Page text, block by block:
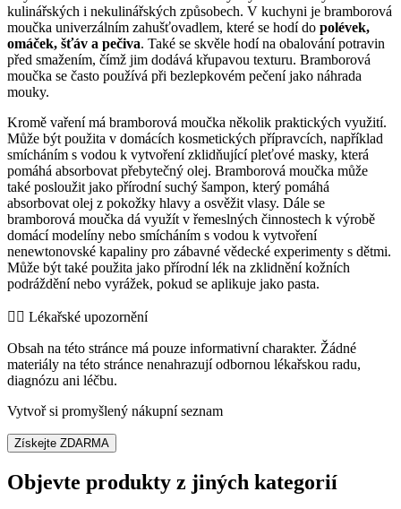
kulinářských i nekulinářských způsobech. V kuchyni je bramborová
moučka univerzálním zahušťovadlem, které se hodí do polévek,
omáček, šťáv a pečiva. Také se skvěle hodí na obalování potravin
před smažením, čímž jim dodává křupavou texturu. Bramborová
moučka se často používá při bezlepkovém pečení jako náhrada
mouky.
Kromě vaření má bramborová moučka několik praktických využití.
Může být použita v domácích kosmetických přípravcích, například
smícháním s vodou k vytvoření zklidňující pleťové masky, která
pomáhá absorbovat přebytečný olej. Bramborová moučka může
také posloužit jako přírodní suchý šampon, který pomáhá
absorbovat olej z pokožky hlavy a osvěžit vlasy. Dále se
bramborová moučka dá využít v řemeslných činnostech k výrobě
domácí modelíny nebo smícháním s vodou k vytvoření
nenewtonovské kapaliny pro zábavné vědecké experimenty s dětmi.
Může být také použita jako přírodní lék na zklidnění kožních
podráždění nebo vyrážek, pokud se aplikuje jako pasta.
👨‍⚕️️ Lékařské upozornění
Obsah na této stránce má pouze informativní charakter. Žádné
materiály na této stránce nenahrazují odbornou lékařskou radu,
diagnózu ani léčbu.
Vytvoř si promyšlený nákupní seznam
Získejte ZDARMA
Objevte produkty z jiných kategorií